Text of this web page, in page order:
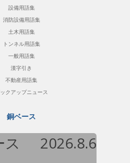
設備用語集
消防設備用語集
土木用語集
トンネル用語集
一般用語集
漢字引き
不動産用語集
クアップニュース
銅ベース
2026.8.6